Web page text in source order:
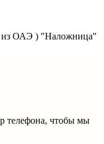
из ОАЭ ) "Наложница"
телефона, чтобы мы